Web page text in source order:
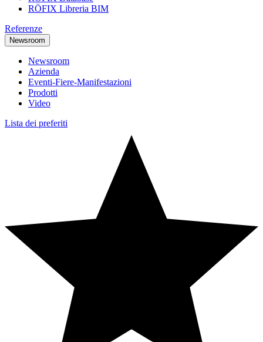
RÖFIX Libreria BIM
Referenze
Newsroom
Newsroom
Azienda
Eventi-Fiere-Manifestazioni
Prodotti
Video
Lista dei preferiti